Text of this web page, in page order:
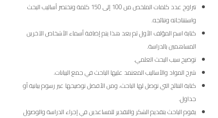
تتراوح عدد كلمات الملخص من 100 إلى 150 كلمة وتختصر أساليب البحث
واستنتاجاته ونتائجه.
كتابة اسم المؤلف الأول ثم بعد هذا يتم إضافة أسماء الأشخاص الآخرين
المساهمين بالدراسة.
توضيح سبب البحث العلمي.
شرح المواد والأساليب المعتمد عليها الباحث في جمع البيانات.
كتابة النتائج التي توصل لها الباحث، ومن الأفضل توضيحها عبر رسوم بيانية أو
جداول.
يقوم الباحث بتقديم الشكر والتقدير للمساعدين في إجراء الدراسة والوصول